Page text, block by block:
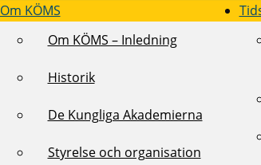
Om KÖMS
Om KÖMS – Inledning
Historik
De Kungliga Akademierna
Styrelse och organisation